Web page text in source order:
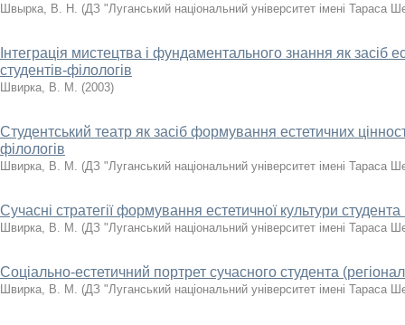
Швырка, В. Н. (ДЗ "Луганський національний університет імені Тараса
Інтеграція мистецтва і фундаментального знання як засіб
студентів-філологів
Швирка, В. М. (2003)
Студентський театр як засіб формування естетичних
філологів
Швирка, В. М. (ДЗ "Луганський національний університет імені Тараса
Сучасні стратегії формування естетичної культури студента
Швирка, В. М. (ДЗ "Луганський національний університет імені Тараса
Соціально-естетичний портрет сучасного студента
Швирка, В. М. (ДЗ "Луганський національний університет імені Тараса